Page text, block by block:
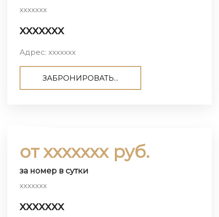
ххххххх
ххххххх
Адрес: ххххххх
ЗАБРОНИРОВАТЬ...
от ххххххх руб.
за номер в сутки
ххххххх
ххххххх